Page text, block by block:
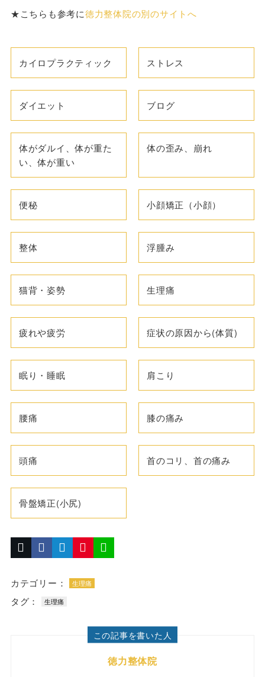
★こちらも参考に徳力整体院の別のサイトへ
カイロプラクティック ストレス
ダイエット ブログ
体がダルイ、体が重た
い、体が重い
体の歪み、崩れ
便秘 小顔矯正（小顔）
整体 浮腫み
猫背・姿勢 生理痛
疲れや疲労 症状の原因から(体質)
眠り・睡眠 肩こり
腰痛 膝の痛み
頭痛 首のコリ、首の痛み
骨盤矯正(小尻)
カテゴリー： 生理痛
タグ： 生理痛
この記事を書いた人
徳力整体院